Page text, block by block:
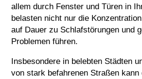
allem durch Fenster und Türen in
belasten nicht nur die
auf Dauer zu Schlafstörungen und
Problemen führen.
Insbesondere in belebten Städten
von stark befahrenen Straßen kann